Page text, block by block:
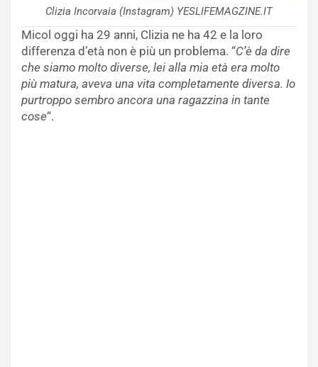
Clizia Incorvaia (Instagram) YESLIFEMAGZINE.IT
Micol oggi ha 29 anni, Clizia ne ha 42 e la loro
differenza d’età non è più un problema. “C’è da dire
che siamo molto diverse, lei alla mia età era molto
più matura, aveva una vita completamente diversa. Io
purtroppo sembro ancora una ragazzina in tante
cose“.